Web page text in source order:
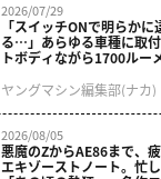
2026/07/29
「スイッチONで明らかに
る…」あらゆる車種に取
トボディながら1700ルー
ニット プレシャスレイ ス
ヤングマシン編集部(ナカ)
2026/08/05
悪魔のZからAE86まで、
エキゾーストノート。忙